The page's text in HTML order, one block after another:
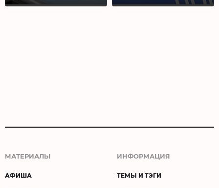
МАТЕРИАЛЫ
АФИША
ИНФОРМАЦИЯ
ТЕМЫ И ТЭГИ